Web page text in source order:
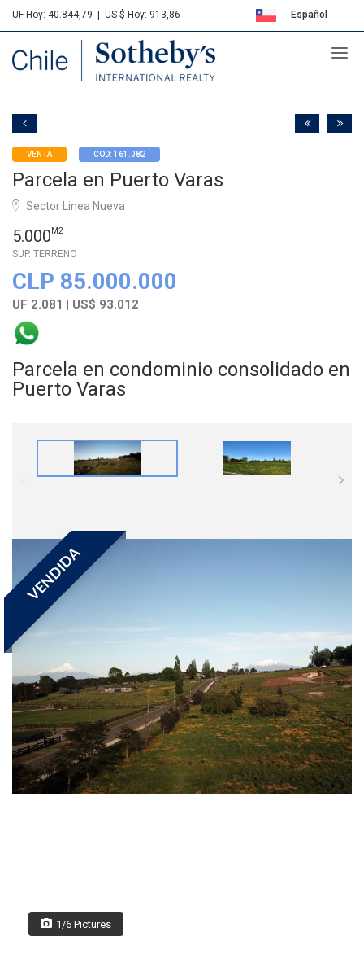
UF Hoy: 40.844,79 US $ Hoy: 913,86 Español
Sotheby's
VENTA COD: 161.082
Parcela en Puerto Varas
Sector Linea Nueva
5.000 M2
SUP. TERRENO
CLP 85.000.000
UF 2.081 | US$ 93.012
Parcela en condominio consolidado en
Puerto Varas
VENDIDA
1/6 Pictures